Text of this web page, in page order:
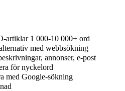
artiklar 1 000-10 000+ ord
med webbsökning
annonser, e-post
för nyckelord
med Google-sökning